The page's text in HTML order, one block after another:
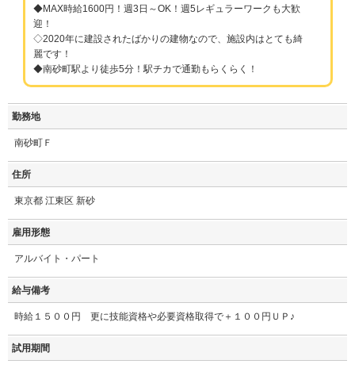
◆MAX時給1600円！週3日～OK！週5レギュラーワークも大歓
迎！
◇2020年に建設されたばかりの建物なので、施設内はとても綺
麗です！
◆南砂町駅より徒歩5分！駅チカで通勤もらくらく！
勤務地
南砂町Ｆ
住所
東京都 江東区 新砂
雇用形態
アルバイト・パート
給与備考
時給１５００円 更に技能資格や必要資格取得で＋１００円ＵＰ♪
試用期間